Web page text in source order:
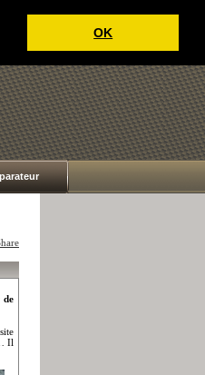
OK
de
Il